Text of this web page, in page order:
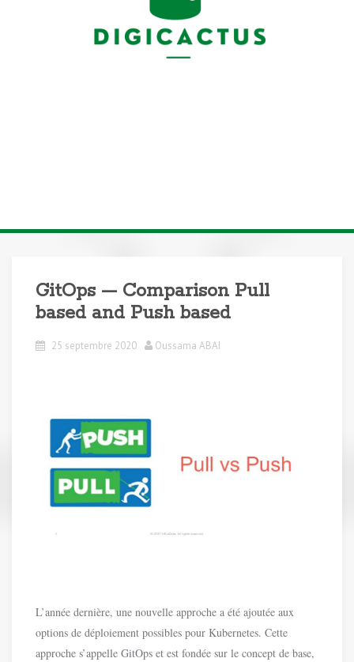
GitOps — Comparison Pull
based and Push based
25 septembre 2020 Oussama ABAI
L’année dernière, une nouvelle approche a été ajoutée aux
options de déploiement possibles pour Kubernetes. Cette
approche s’appelle GitOps et est fondée sur le concept de base,